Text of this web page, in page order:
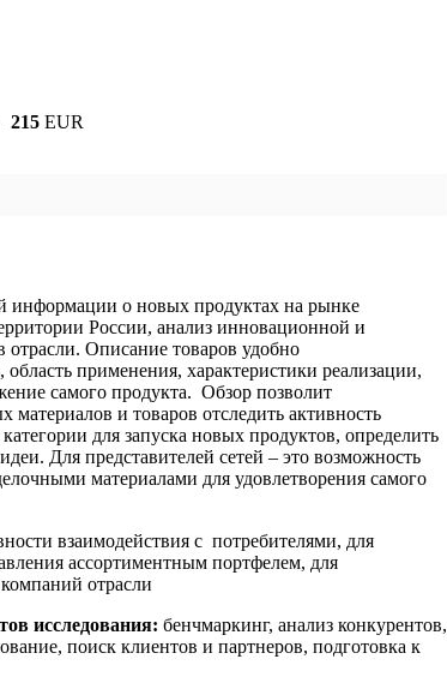
215 EUR
информации о новых продуктах на рынке
России, анализ инновационной и
отрасли. Описание товаров удобно
применения, характеристики реализации,
самого продукта. Обзор позволит
материалов и товаров отследить активность
для запуска новых продуктов, определить
Для представителей сетей – это возможность
материалами для удовлетворения самого
взаимодействия с потребителями, для
ассортиментным портфелем, для
отрасли
исследования: бенчмаркинг, анализ конкурентов,
поиск клиентов и партнеров, подготовка к